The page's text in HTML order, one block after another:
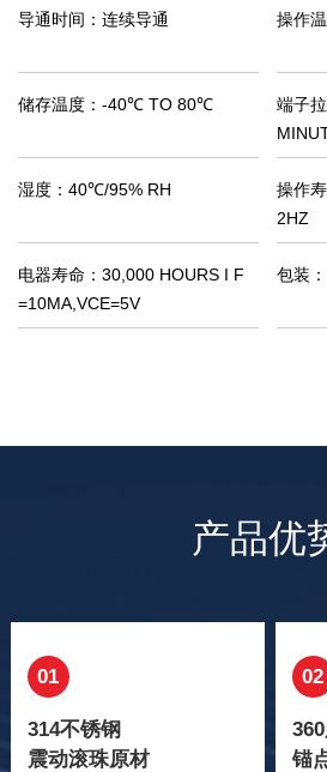
导通时间： 连续导通 操作
储存温度： -40℃ TO 80℃ 端子
湿度： 40℃/95% RH 操作寿
2HZ
电器寿命： 30,000 HOURS I F
=10MA,VCE=5V
包装：
产品优
01
314不锈钢
震动滚珠原材
02
锚